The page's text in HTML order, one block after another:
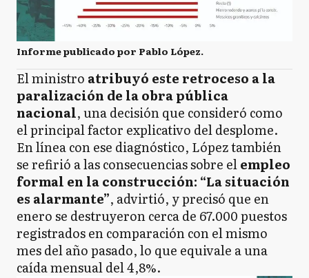
Informe publicado por Pablo López.
El ministro atribuyó este retroceso a la
paralización de la obra pública
nacional, una decisión que consideró como
el principal factor explicativo del desplome.
En línea con ese diagnóstico, López también
se refirió a las consecuencias sobre elempleo
formal en la construcción: “La situación
es alarmante”, advirtió, y precisó que en
enero se destruyeron cerca de 67.000 puestos
registrados en comparación con el mismo
mes del año pasado, lo que equivale a una
caída mensual del 4,8%.